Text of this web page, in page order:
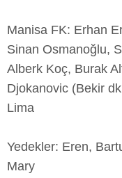
Manisa FK: Erhan
Sinan Osmanoğlu,
Alberk Koç, Burak
Djokanovic (Bekir
Lima
Yedekler: Eren,
Mary